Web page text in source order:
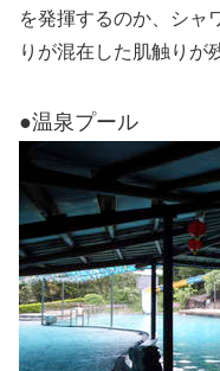
を発揮するのか、シャ
りが混在した肌触りが
●温泉プール